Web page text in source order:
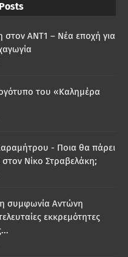
ΑΝΤ1 – Νέα εποχή για
του «Καλημέρα
- Ποια θα πάρει
Νίκο Στραβελάκη;
η συμφωνία Αντώνη
εκκρεμότητες